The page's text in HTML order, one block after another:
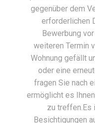
gegenüber dem
erforderlichen
Bewerbung
weiteren Termin
Wohnung gefällt
oder eine
fragen Sie nach
ermöglicht es
zu treffen.Es
Besichtigungen